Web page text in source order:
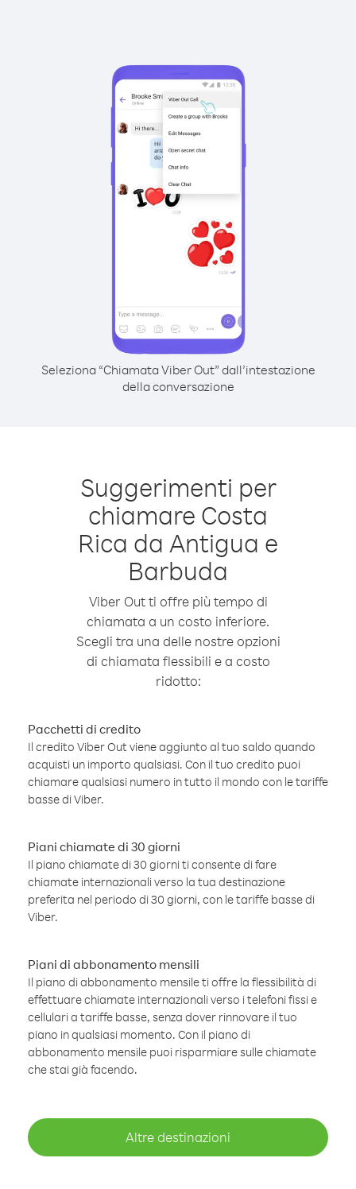
Seleziona “Chiamata Viber Out” dall’intestazione
della conversazione
Suggerimenti per
chiamare Costa
Rica da Antigua e
Barbuda
Viber Out ti offre più tempo di
chiamata a un costo inferiore.
Scegli tra una delle nostre opzioni
di chiamata flessibili e a costo
ridotto:
Pacchetti di credito
Il credito Viber Out viene aggiunto al tuo saldo quando
acquisti un importo qualsiasi. Con il tuo credito puoi
chiamare qualsiasi numero in tutto il mondo con le tariffe
basse di Viber.
Piani chiamate di 30 giorni
Il piano chiamate di 30 giorni ti consente di fare
chiamate internazionali verso la tua destinazione
preferita nel periodo di 30 giorni, con le tariffe basse di
Viber.
Piani di abbonamento mensili
Il piano di abbonamento mensile ti offre la flessibilità di
effettuare chiamate internazionali verso i telefoni fissi e
cellulari a tariffe basse, senza dover rinnovare il tuo
piano in qualsiasi momento. Con il piano di
abbonamento mensile puoi risparmiare sulle chiamate
che stai già facendo.
Altre destinazioni